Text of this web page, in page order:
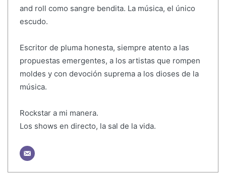
and roll como sangre bendita. La música, el único
escudo.
Escritor de pluma honesta, siempre atento a las
propuestas emergentes, a los artistas que rompen
moldes y con devoción suprema a los dioses de la
música.
Rockstar a mi manera.
Los shows en directo, la sal de la vida.